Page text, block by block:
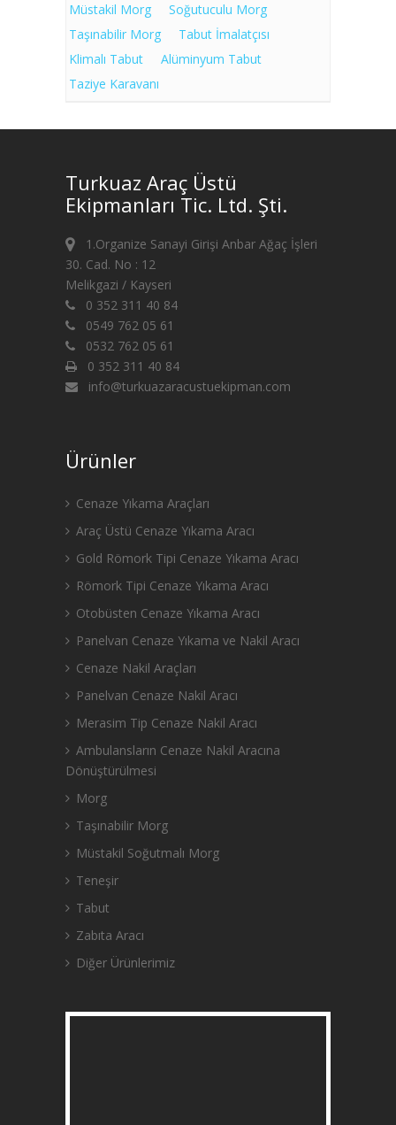
Müstakil Morg
Soğutuculu Morg
Taşınabilir Morg
Tabut İmalatçısı
Klimalı Tabut
Alüminyum Tabut
Taziye Karavanı
Turkuaz Araç Üstü
Ekipmanları Tic. Ltd. Şti.
1.Organize Sanayi Girişi Anbar Ağaç İşleri
30. Cad. No : 12
Melikgazi / Kayseri
0 352 311 40 84
0549 762 05 61
0532 762 05 61
0 352 311 40 84
info@turkuazaracustuekipman.com
Ürünler
Cenaze Yıkama Araçları
Araç Üstü Cenaze Yıkama Aracı
Gold Römork Tipi Cenaze Yıkama Aracı
Römork Tipi Cenaze Yıkama Aracı
Otobüsten Cenaze Yıkama Aracı
Panelvan Cenaze Yıkama ve Nakil Aracı
Cenaze Nakil Araçları
Panelvan Cenaze Nakil Aracı
Merasim Tip Cenaze Nakil Aracı
Ambulansların Cenaze Nakil Aracına
Dönüştürülmesi
Morg
Taşınabilir Morg
Müstakil Soğutmalı Morg
Teneşir
Tabut
Zabıta Aracı
Diğer Ürünlerimiz